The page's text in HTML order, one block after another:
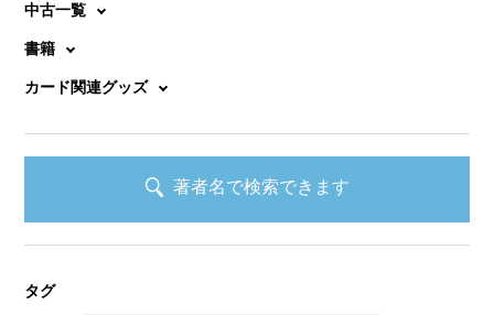
中古一覧
書籍
カード関連グッズ
著者名で検索できます
タグ